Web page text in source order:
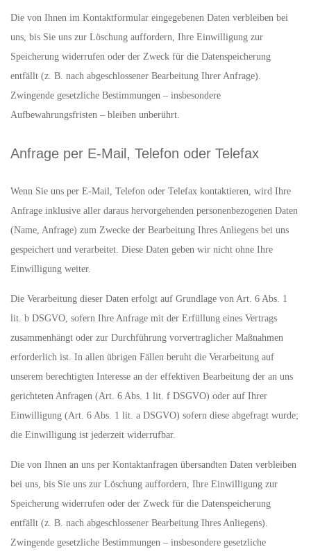
Die von Ihnen im Kontaktformular eingegebenen Daten verbleiben bei
uns, bis Sie uns zur Löschung auffordern, Ihre Einwilligung zur
Speicherung widerrufen oder der Zweck für die Datenspeicherung
entfällt (z. B. nach abgeschlossener Bearbeitung Ihrer Anfrage).
Zwingende gesetzliche Bestimmungen – insbesondere
Aufbewahrungsfristen – bleiben unberührt.
Anfrage per E-Mail, Telefon oder Telefax
Wenn Sie uns per E-Mail, Telefon oder Telefax kontaktieren, wird Ihre
Anfrage inklusive aller daraus hervorgehenden personenbezogenen Daten
(Name, Anfrage) zum Zwecke der Bearbeitung Ihres Anliegens bei uns
gespeichert und verarbeitet. Diese Daten geben wir nicht ohne Ihre
Einwilligung weiter.
Die Verarbeitung dieser Daten erfolgt auf Grundlage von Art. 6 Abs. 1
lit. b DSGVO, sofern Ihre Anfrage mit der Erfüllung eines Vertrags
zusammenhängt oder zur Durchführung vorvertraglicher Maßnahmen
erforderlich ist. In allen übrigen Fällen beruht die Verarbeitung auf
unserem berechtigten Interesse an der effektiven Bearbeitung der an uns
gerichteten Anfragen (Art. 6 Abs. 1 lit. f DSGVO) oder auf Ihrer
Einwilligung (Art. 6 Abs. 1 lit. a DSGVO) sofern diese abgefragt wurde;
die Einwilligung ist jederzeit widerrufbar.
Die von Ihnen an uns per Kontaktanfragen übersandten Daten verbleiben
bei uns, bis Sie uns zur Löschung auffordern, Ihre Einwilligung zur
Speicherung widerrufen oder der Zweck für die Datenspeicherung
entfällt (z. B. nach abgeschlossener Bearbeitung Ihres Anliegens).
Zwingende gesetzliche Bestimmungen – insbesondere gesetzliche